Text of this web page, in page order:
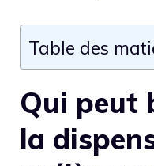
Table des
Qui peut
la